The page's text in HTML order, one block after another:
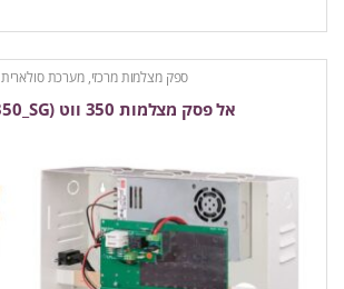
ספק מצלמות מרכזי, מערכת סולארית
אל פסק מצלמות 350 ווט (POR350_SG)